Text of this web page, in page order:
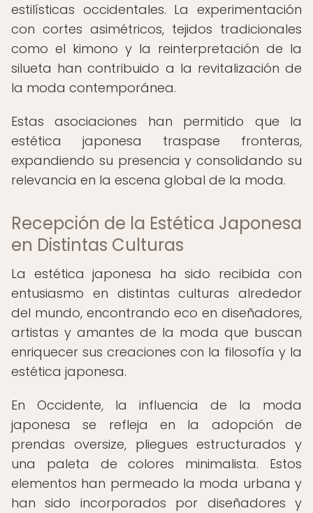
estilísticas occidentales. La experimentación
con cortes asimétricos, tejidos tradicionales
como el kimono y la reinterpretación de la
silueta han contribuido a la revitalización de
la moda contemporánea.
Estas asociaciones han permitido que la
estética japonesa traspase fronteras,
expandiendo su presencia y consolidando su
relevancia en la escena global de la moda.
Recepción de la Estética Japonesa
en Distintas Culturas
La estética japonesa ha sido recibida con
entusiasmo en distintas culturas alrededor
del mundo, encontrando eco en diseñadores,
artistas y amantes de la moda que buscan
enriquecer sus creaciones con la filosofía y la
estética japonesa.
En Occidente, la influencia de la moda
japonesa se refleja en la adopción de
prendas oversize, pliegues estructurados y
una paleta de colores minimalista. Estos
elementos han permeado la moda urbana y
han sido incorporados por diseñadores y